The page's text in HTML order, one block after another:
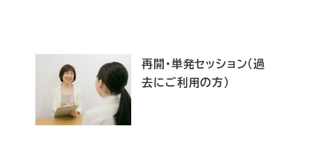
再開・単発セッション（過
去にご利用の方）